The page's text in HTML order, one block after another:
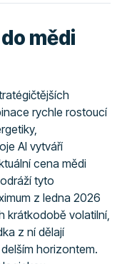
mědi
rychle rostoucí
AI vytváří
cena mědi
tyto
z ledna 2026
krátkodobě volatilní,
z ní dělají
horizontem.